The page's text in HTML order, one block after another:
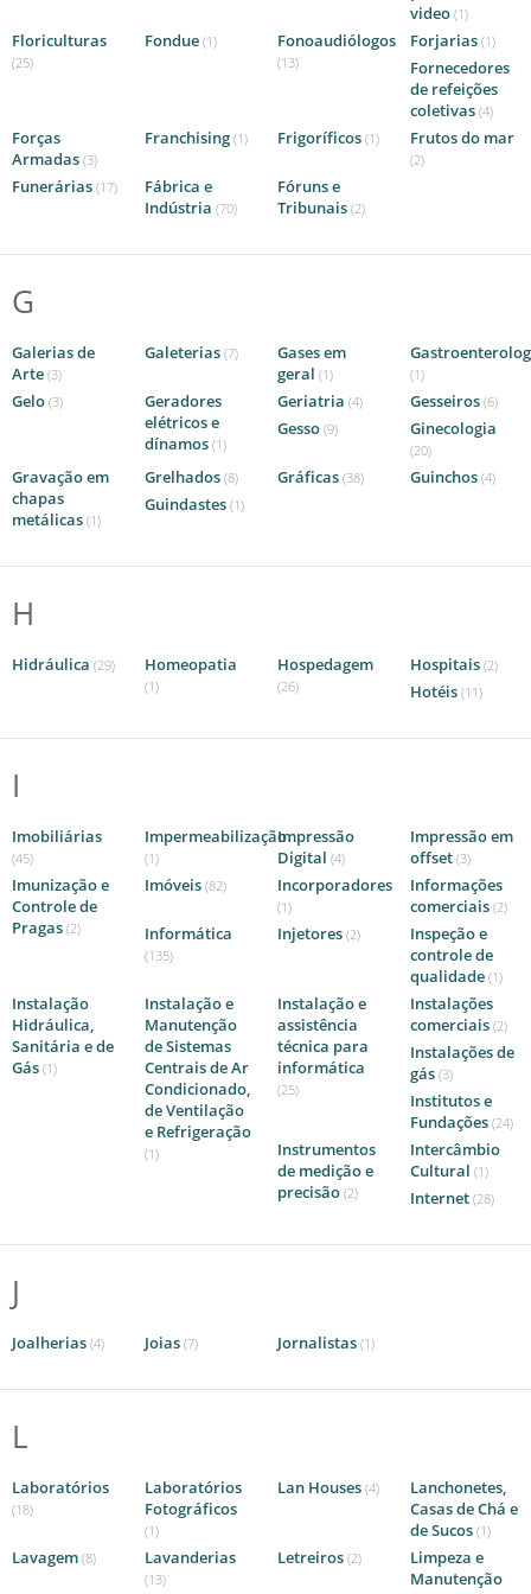
video (1)
Floriculturas
(25)
Fondue (1) Fonoaudiólogos
(13)
Forjarias (1)
Fornecedores
de refeições
coletivas (4)
Forças
Armadas (3)
Franchising (1) Frigoríficos (1) Frutos do mar
(2)
Funerárias (17)
Fábrica e
Indústria (70)
Fóruns e
Tribunais (2)
G
Galerias de
Arte (3)
Galeterias (7)
Gases em
geral (1) (1)
Gelo (3)
Geradores
elétricos e
dínamos (1)
Geriatria (4) Gesseiros (6)
Gesso (9) Ginecologia
(20)
Gravação em
chapas
metálicas (1)
Grelhados (8) Gráficas (38) Guinchos (4)
Guindastes (1)
H
Hidráulica (29) Homeopatia
(1)
Hospedagem
(26)
Hospitais (2)
Hotéis (11)
I
Imobiliárias
(45)
Impermeabilização
(1)
Impressão
Digital (4)
Impressão em
offset (3)
Imunização e
Controle de
Pragas (2)
Imóveis (82) Incorporadores
(1)
Informações
comerciais (2)
Informática
(135)
Injetores (2)
Inspeção e
controle de
qualidade (1)
Instalação
Hidráulica,
Sanitária e de
Gás (1)
Instalação e
Manutenção
de Sistemas
Centrais de Ar
Condicionado,
de Ventilação
e Refrigeração
(1)
Instalação e
assistência
técnica para
informática
(25)
Instalações
comerciais (2)
Instalações de
gás (3)
Institutos e
Fundações (24)
Instrumentos
de medição e
precisão (2)
Intercâmbio
Cultural (1)
Internet (28)
J
Joalherias (4) Joias (7) Jornalistas (1)
L
Laboratórios
(18)
Laboratórios
Fotográficos
(1)
Lan Houses (4)
Lanchonetes,
Casas de Chá e
de Sucos (1)
Lavagem (8) Lavanderias
(13)
Letreiros (2)
Limpeza e
Manutenção